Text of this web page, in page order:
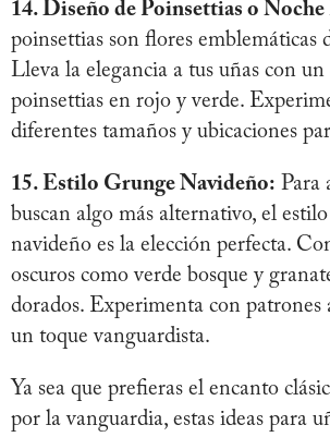
14. Diseño de Poinsettias o Noche
poinsettias son flores emblemáticas
Lleva la elegancia a tus uñas con un
poinsettias en rojo y verde.
diferentes tamaños y ubicaciones
15. Estilo Grunge Navideño: Para
buscan algo más alternativo, el
navideño es la elección perfecta.
oscuros como verde bosque y
dorados. Experimenta con patrones
un toque vanguardista.
Ya sea que prefieras el encanto
por la vanguardia, estas ideas para